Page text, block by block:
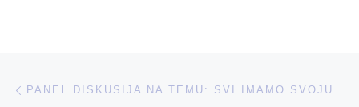
Post navigation PANEL DISKUSIJA NA TEMU: SVI IMAMO SVOJU ŠANSU I TREBAMO JE ISKORISTITI U OKVIRU PROJEKTA “BUDI SVJESTAN SVOJIH SNAGA I AKTIVIRAJ SE”